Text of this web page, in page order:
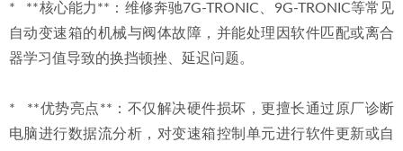
*   **核心能力**：维修奔驰7G-TRONIC、9G-TRONIC等常见
自动变速箱的机械与阀体故障，并能处理因软件匹配或离合
器学习值导致的换挡顿挫、延迟问题。
*   **优势亮点**：不仅解决硬件损坏，更擅长通过原厂诊断
电脑进行数据流分析，对变速箱控制单元进行软件更新或自